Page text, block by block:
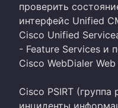
проверить
интерфейс Unified
Cisco Unified
- Feature Services и
Cisco WebDialer
Cisco PSIRT (группа